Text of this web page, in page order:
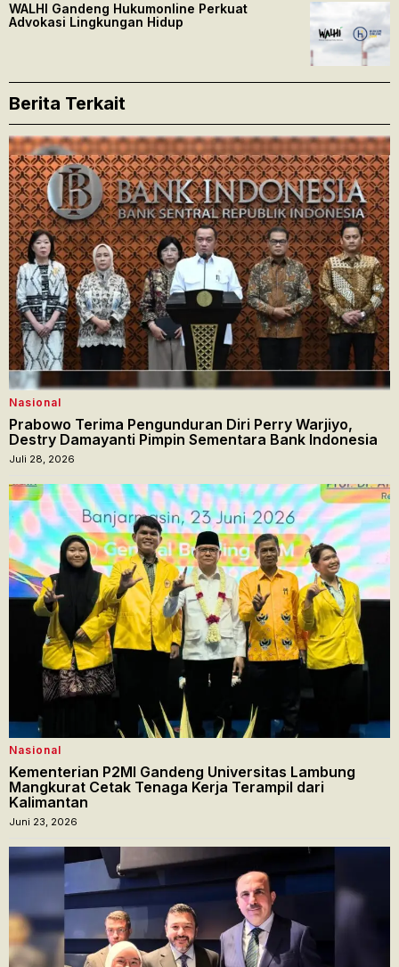
WALHI Gandeng Hukumonline Perkuat
Advokasi Lingkungan Hidup
Berita Terkait
Nasional
Prabowo Terima Pengunduran Diri Perry Warjiyo,
Destry Damayanti Pimpin Sementara Bank Indonesia
Juli 28, 2026
Nasional
Kementerian P2MI Gandeng Universitas Lambung
Mangkurat Cetak Tenaga Kerja Terampil dari
Kalimantan
Juni 23, 2026